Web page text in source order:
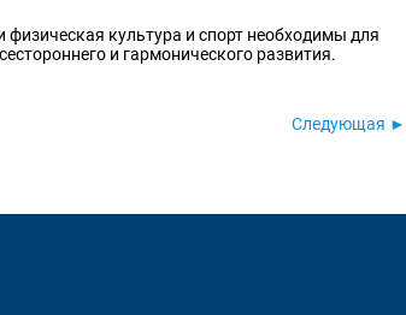
культура и спорт необходимы для
и гармонического развития.
Следующая ►